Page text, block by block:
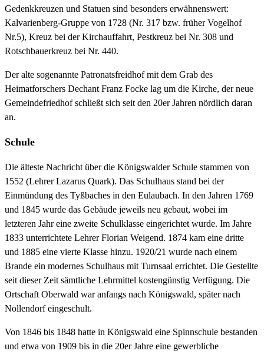
Gedenkkreuzen und Statuen sind besonders erwähnenswert:
Kalvarienberg-Gruppe von 1728 (Nr. 317 bzw. früher Vogelhof
Nr.5), Kreuz bei der Kirchauffahrt, Pestkreuz bei Nr. 308 und
Rotschbauerkreuz bei Nr. 440.
Der alte sogenannte Patronatsfreidhof mit dem Grab des
Heimatforschers Dechant Franz Focke lag um die Kirche, der neue
Gemeindefriedhof schließt sich seit den 20er Jahren nördlich daran
an.
Schule
Die älteste Nachricht über die Königswalder Schule stammen von
1552 (Lehrer Lazarus Quark). Das Schulhaus stand bei der
Einmündung des Tyßbaches in den Eulaubach. In den Jahren 1769
und 1845 wurde das Gebäude jeweils neu gebaut, wobei im
letzteren Jahr eine zweite Schulklasse eingerichtet wurde. Im Jahre
1833 unterrichtete Lehrer Florian Weigend. 1874 kam eine dritte
und 1885 eine vierte Klasse hinzu. 1920/21 wurde nach einem
Brande ein modernes Schulhaus mit Turnsaal errichtet. Die Gestellte
seit dieser Zeit sämtliche Lehrmittel kostengünstig Verfügung. Die
Ortschaft Oberwald war anfangs nach Königswald, später nach
Nollendorf eingeschult.
Von 1846 bis 1848 hatte in Königswald eine Spinnschule bestanden
und etwa von 1909 bis in die 20er Jahre eine gewerbliche